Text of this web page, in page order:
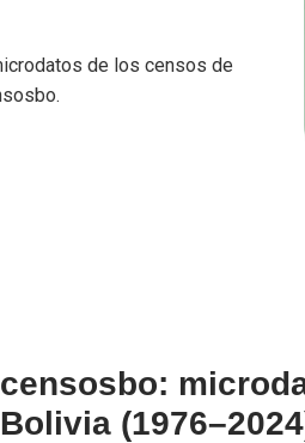
de los censos de
censosbo:
Bolivia